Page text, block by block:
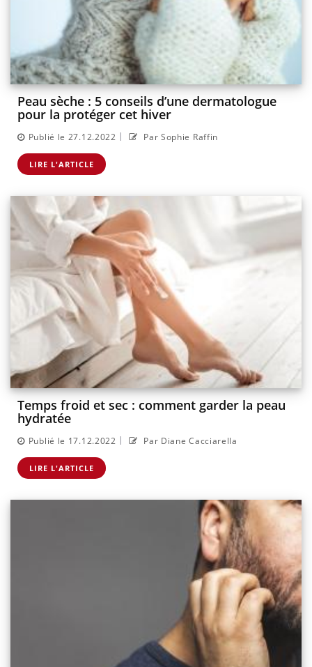
Peau sèche : 5 conseils d’une dermatologue
pour la protéger cet hiver
Publié le 27.12.2022 | Par Sophie Raffin
LIRE L'ARTICLE
Temps froid et sec : comment garder la peau
hydratée
Publié le 17.12.2022 | Par Diane Cacciarella
LIRE L'ARTICLE